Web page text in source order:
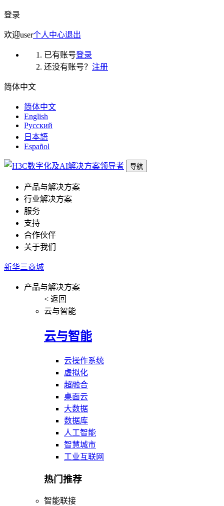
登录
欢迎user个人中心退出
已有账号登录
还没有账号？ 注册
简体中文
简体中文
English
Русский
日本語
Español
导航
产品与解决方案
行业解决方案
服务
支持
合作伙伴
关于我们
新华三商城
产品与解决方案
< 返回
云与智能
云与智能
云操作系统
虚拟化
超融合
桌面云
大数据
数据库
人工智能
智慧城市
工业互联网
热门推荐
智能联接